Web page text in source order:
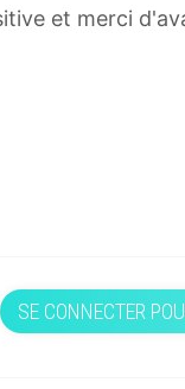
et merci
SE CONNECTER